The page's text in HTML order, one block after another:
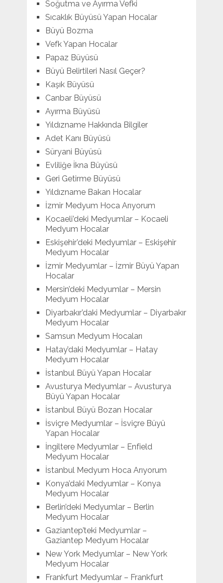
Soğutma ve Ayırma Vefki
Sıcaklık Büyüsü Yapan Hocalar
Büyü Bozma
Vefk Yapan Hocalar
Papaz Büyüsü
Büyü Belirtileri Nasıl Geçer?
Kaşık Büyüsü
Canbar Büyüsü
Ayırma Büyüsü
Yıldızname Hakkında Bilgiler
Adet Kanı Büyüsü
Süryani Büyüsü
Evliliğe İkna Büyüsü
Geri Getirme Büyüsü
Yıldızname Bakan Hocalar
İzmir Medyum Hoca Arıyorum
Kocaeli’deki Medyumlar – Kocaeli
Medyum Hocalar
Eskişehir’deki Medyumlar – Eskişehir
Medyum Hocalar
İzmir Medyumlar – İzmir Büyü Yapan
Hocalar
Mersin’deki Medyumlar – Mersin
Medyum Hocalar
Diyarbakır’daki Medyumlar – Diyarbakır
Medyum Hocalar
Samsun Medyum Hocaları
Hatay’daki Medyumlar – Hatay
Medyum Hocalar
İstanbul Büyü Yapan Hocalar
Avusturya Medyumlar – Avusturya
Büyü Yapan Hocalar
İstanbul Büyü Bozan Hocalar
İsviçre Medyumlar – İsviçre Büyü
Yapan Hocalar
İngiltere Medyumlar – Enfield
Medyum Hocalar
İstanbul Medyum Hoca Arıyorum
Konya’daki Medyumlar – Konya
Medyum Hocalar
Berlin’deki Medyumlar – Berlin
Medyum Hocalar
Gaziantep’teki Medyumlar –
Gaziantep Medyum Hocalar
New York Medyumlar – New York
Medyum Hocalar
Frankfurt Medyumlar – Frankfurt